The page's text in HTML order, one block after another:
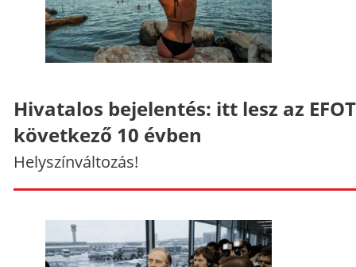
Hivatalos bejelentés: itt lesz az
következő 10 évben
Helyszínváltozás!